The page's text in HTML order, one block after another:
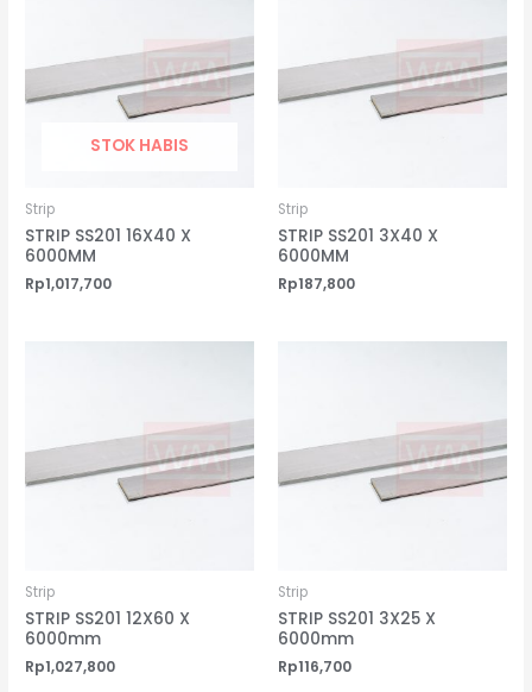
STOK HABIS
Strip
STRIP SS201 16X40 X
6000MM
Rp1,017,700
Strip
STRIP SS201 3X40 X
6000MM
Rp187,800
Strip
STRIP SS201 12X60 X
6000mm
Rp1,027,800
Strip
STRIP SS201 3X25 X
6000mm
Rp116,700